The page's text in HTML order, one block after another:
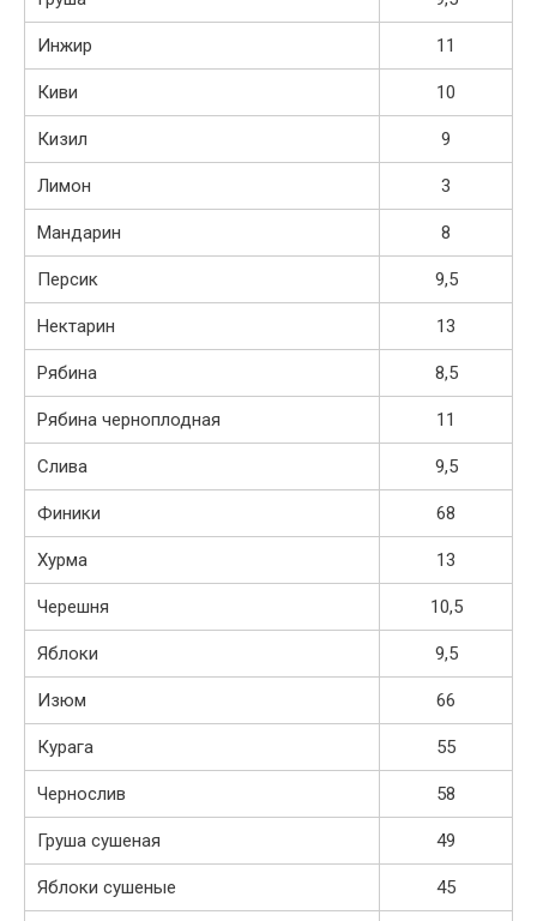
Инжир 11
Киви 10
Кизил 9
Лимон 3
Мандарин 8
Персик 9,5
Нектарин 13
Рябина 8,5
Рябина черноплодная 11
Слива 9,5
Финики 68
Хурма 13
Черешня 10,5
Яблоки 9,5
Изюм 66
Курага 55
Чернослив 58
Груша сушеная 49
Яблоки сушеные 45